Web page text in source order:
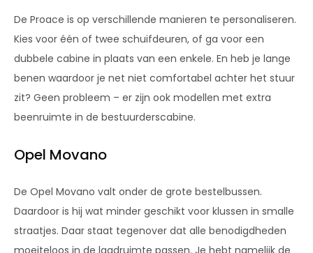
De Proace is op verschillende manieren te personaliseren.
Kies voor één of twee schuifdeuren, of ga voor een
dubbele cabine in plaats van een enkele. En heb je lange
benen waardoor je net niet comfortabel achter het stuur
zit? Geen probleem – er zijn ook modellen met extra
beenruimte in de bestuurderscabine.
Opel Movano
De Opel Movano valt onder de grote bestelbussen.
Daardoor is hij wat minder geschikt voor klussen in smalle
straatjes. Daar staat tegenover dat alle benodigdheden
moeiteloos in de laadruimte passen. Je hebt namelijk de